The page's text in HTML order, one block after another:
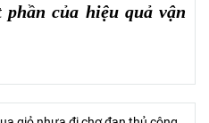
của hiệu quả vận